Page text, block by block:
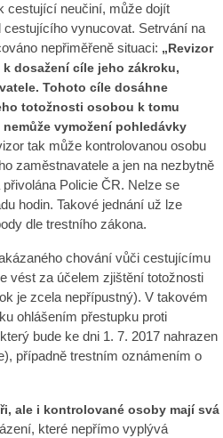
cestující neučiní, může dojít
vynucovat. Setrvání na
nepřiměřeně situaci: „Revizor
dosažení cíle jeho zákroku,
Tohoto cíle dosáhne
totožnosti osobou k tomu
vymožení pohledávky
tak může kontrolovanou osobu
zaměstnavatele a jen na nezbytně
Policie ČR. Nelze se
hodin. Takové jednání už lze
dle trestního zákona.
chování vůči cestujícímu
vést za účelem zjištění totožnosti
je zcela nepřípustný). V takovém
ohlášením přestupku proti
bude ke dni 1. 7. 2017 nahrazen
případně trestním oznámením o
ale i kontrolované osoby mají svá
které nepřímo vyplývá